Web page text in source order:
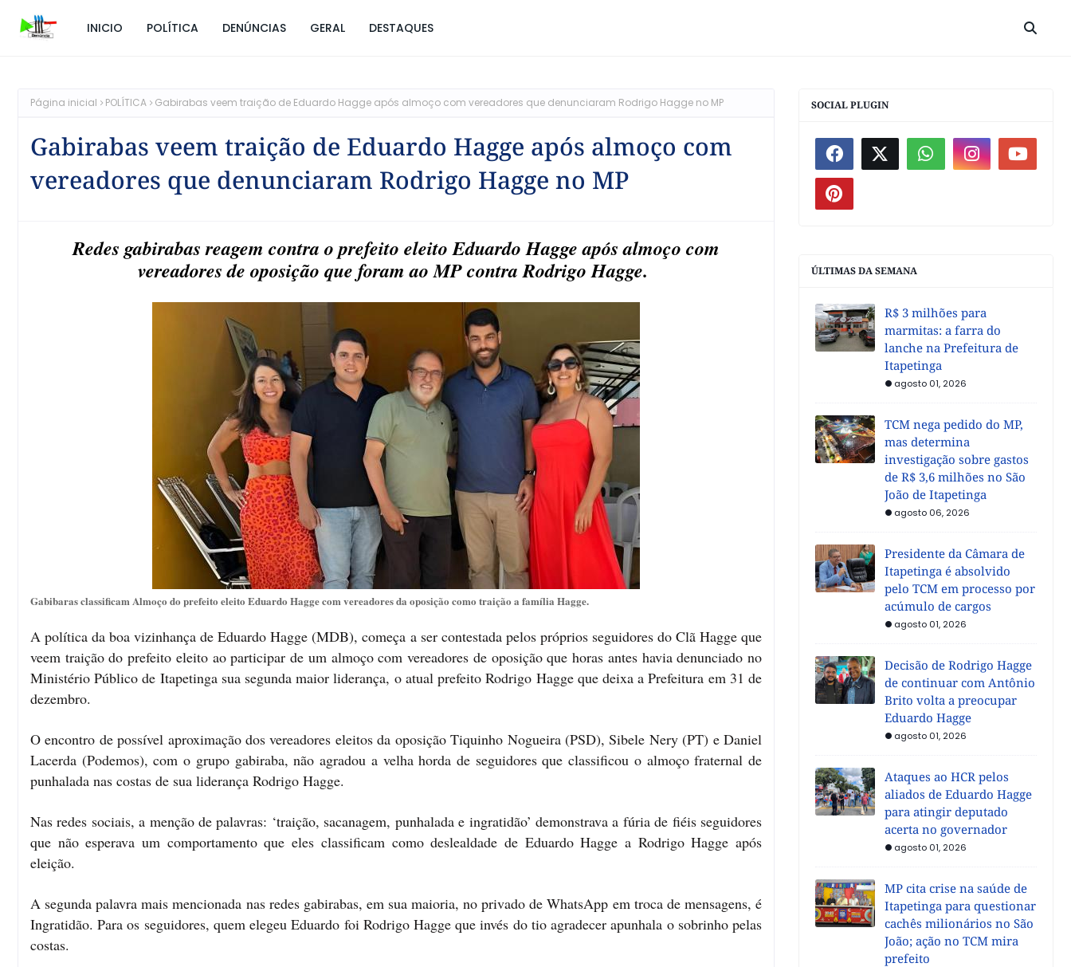
INICIO POLÍTICA DENÚNCIAS GERAL DESTAQUES
Página inicial POLÍTICA Gabirabas veem traição de Eduardo Hagge após almoço com vereadores que denunciaram Rodrigo Hagge no MP
Gabirabas veem traição de Eduardo Hagge após almoço com
vereadores que denunciaram Rodrigo Hagge no MP
Redes gabirabas reagem contra o prefeito eleito Eduardo Hagge após almoço com
vereadores de oposição que foram ao MP contra Rodrigo Hagge.
Gabibaras classificam Almoço do prefeito eleito Eduardo Hagge com vereadores da oposição como traição a família Hagge.
A política da boa vizinhança de Eduardo Hagge (MDB), começa a ser contestada pelos próprios seguidores do Clã Hagge que
veem traição do prefeito eleito ao participar de um almoço com vereadores de oposição que horas antes havia denunciado no
Ministério Público de Itapetinga sua segunda maior liderança, o atual prefeito Rodrigo Hagge que deixa a Prefeitura em 31 de
dezembro.
O encontro de possível aproximação dos vereadores eleitos da oposição Tiquinho Nogueira (PSD), Sibele Nery (PT) e Daniel
Lacerda (Podemos), com o grupo gabiraba, não agradou a velha horda de seguidores que classificou o almoço fraternal de
punhalada nas costas de sua liderança Rodrigo Hagge.
Nas redes sociais, a menção de palavras: ‘traição, sacanagem, punhalada e ingratidão’ demonstrava a fúria de fiéis seguidores
que não esperava um comportamento que eles classificam como deslealdade de Eduardo Hagge a Rodrigo Hagge após
eleição.
A segunda palavra mais mencionada nas redes gabirabas, em sua maioria, no privado de WhatsApp em troca de mensagens, é
Ingratidão. Para os seguidores, quem elegeu Eduardo foi Rodrigo Hagge que invés do tio agradecer apunhala o sobrinho pelas
costas.
SOCIAL PLUGIN
ÚLTIMAS DA SEMANA
R$ 3 milhões para
marmitas: a farra do
lanche na Prefeitura de
Itapetinga
agosto 01, 2026
TCM nega pedido do MP,
mas determina
investigação sobre gastos
de R$ 3,6 milhões no São
João de Itapetinga
agosto 06, 2026
Presidente da Câmara de
Itapetinga é absolvido
pelo TCM em processo por
acúmulo de cargos
agosto 01, 2026
Decisão de Rodrigo Hagge
de continuar com Antônio
Brito volta a preocupar
Eduardo Hagge
agosto 01, 2026
Ataques ao HCR pelos
aliados de Eduardo Hagge
para atingir deputado
acerta no governador
agosto 01, 2026
MP cita crise na saúde de
Itapetinga para questionar
cachês milionários no São
João; ação no TCM mira
prefeito